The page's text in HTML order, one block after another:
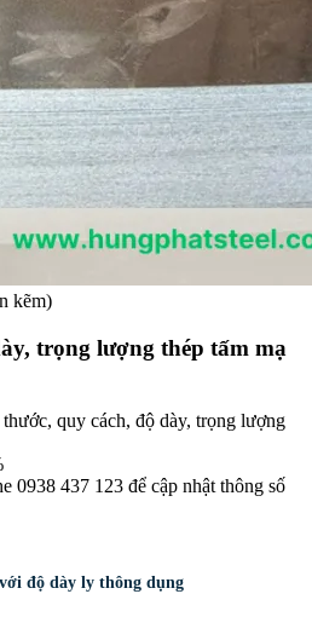
kẽm)
trọng lượng thép tấm mạ
quy cách, độ dày, trọng lượng
0938 437 123 để cập nhật thông số
độ dày ly thông dụng